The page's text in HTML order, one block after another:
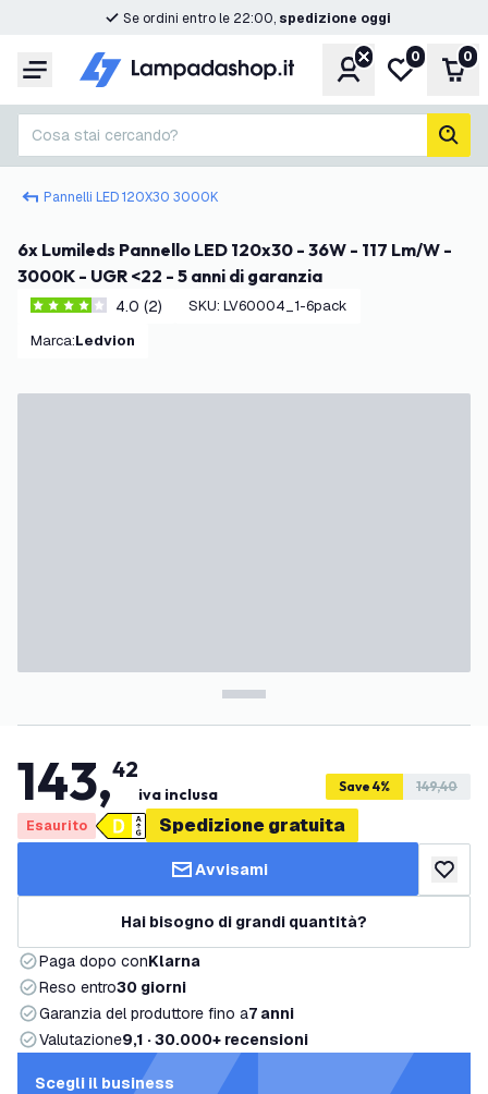
Se ordini entro le 22:00, spedizione oggi
Menu Account
Lista
0 0
Cosa stai cercando?
Pannelli LED 120X30 3000K
6x Lumileds Pannello LED 120x30 - 36W - 117 Lm/W -
3000K - UGR <22 - 5 anni di garanzia
4 stelle di valutazione
4.0 (2) SKU: LV60004_1-6pack
Marca: Ledvion
143,42
iva inclusa Save 4% 149,40
Esaurito Spedizione gratuita
Avvisami
Hai bisogno di grandi quantità?
Paga dopo conKlarna
Reso entro30 giorni
Garanzia del produttore fino a7 anni
Valutazione9,1 · 30.000+ recensioni
Scegli il business